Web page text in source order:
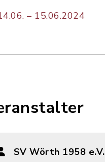
– 15.06.2024
SV Wörth 1958 e.V.